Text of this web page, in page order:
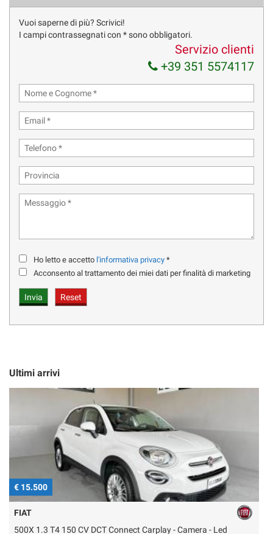
SOSPENSIONI PNEUMATICHE
IDENTITY BLACK PACK
SEDILI A GUSCIO IN PELLE TOTALE VENTILATI CON
REGOLAZIONE ELETTRICA
SEDILI RISCALDATI ANT E POST
LUCI AMBIENTE
CERCHI IN LEGA DA 22"
ADAPTIVE CRUISE CONTROL - LANE ASSIST - COLLISION ASSIST
PARK ASSIST ANTERIORE E POSTERIORE + TELECAMERA 360°
BAULE ELETTRICO
PER INFORMAZIONI CHIAMARE :
ALESSANDRO CELL. 351.55.74.117
UFF. VENDITE TEL. 02-90119214
VI PREGHIAMO DI ALLEGARE SEMPRE UN RECAPITO
TELEFONICO
VI RICONTATTERMO AL PIU' PRESTO.
Vuoi saperne di più? Scrivici!
I campi contrassegnati con * sono obbligatori.
Servizio clienti
+39 351 5574117
Ho letto e accetto l'informativa privacy *
Acconsento al trattamento dei miei dati per finalità di marketing
Ultimi arrivi
€ 15.500
FIAT
500X 1.3 T4 150 CV DCT Connect Carplay - Camera - Led